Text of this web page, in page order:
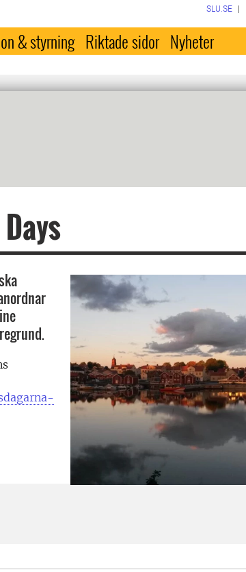
SLU.SE
& styrning Riktade sidor Nyheter